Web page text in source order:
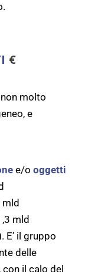
€
molto
e
e/o oggetti
mld
E’ il gruppo
delle
il calo del